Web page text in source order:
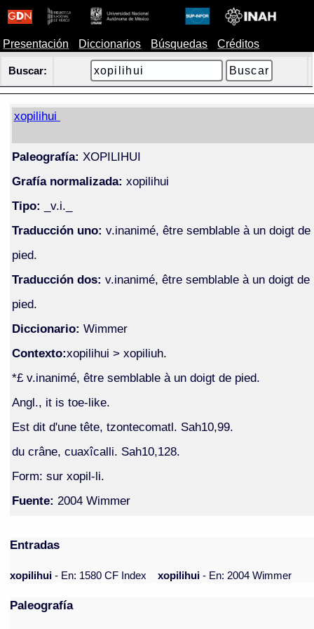
Presentación Diccionarios Búsquedas Créditos
Buscar:
xopilihui
Paleografía: XOPILIHUI
Grafía normalizada: xopilihui
Tipo: _v.i._
Traducción uno: v.inanimé, être semblable à un doigt de
pied.
Traducción dos: v.inanimé, être semblable à un doigt de
pied.
Diccionario: Wimmer
Contexto:xopilihui > xopiliuh.
*£ v.inanimé, être semblable à un doigt de pied.
Angl., it is toe-like.
Est dit d'une tête, tzontecomatl. Sah10,99.
du crâne, cuaxîcalli. Sah10,128.
Form: sur xopil-li.
Fuente: 2004 Wimmer
Entradas
xopilihui- En: 1580 CF Index xopilihui- En: 2004 Wimmer
Paleografía